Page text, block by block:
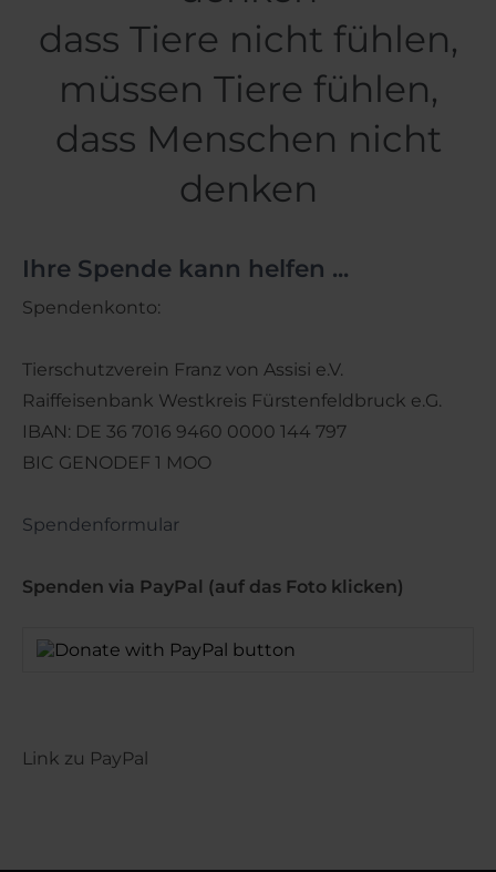
Ihre Spende kann helfen ...
Spendenkonto:
Tierschutzverein Franz von Assisi e.V.
Raiffeisenbank Westkreis Fürstenfeldbruck e.G.
IBAN: DE 36 7016 9460 0000 144 797
BIC GENODEF 1 MOO
Spendenformular
Spenden via PayPal (auf das Foto klicken)
Link zu PayPal
dass Tiere nicht fühlen,
müssen Tiere fühlen,
dass Menschen nicht
denken